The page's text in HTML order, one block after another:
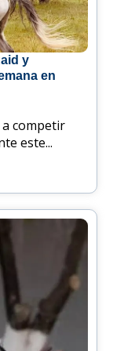
y
en
competir
este...